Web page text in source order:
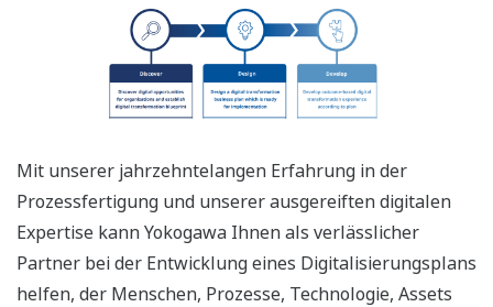
Mit unserer jahrzehntelangen Erfahrung in der
Prozessfertigung und unserer ausgereiften digitalen
Expertise kann Yokogawa Ihnen als verlässlicher
Partner bei der Entwicklung eines Digitalisierungsplans
helfen, der Menschen, Prozesse, Technologie, Assets